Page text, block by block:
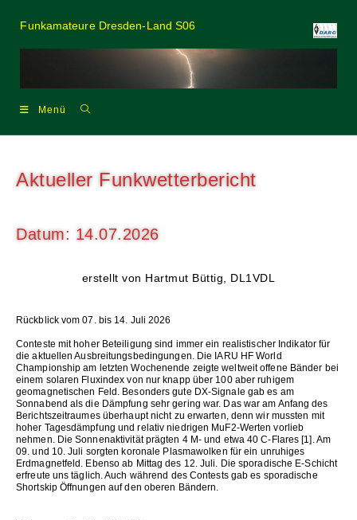
InhaltFunkamateure Dresden-Land S06
Menü
Aktueller Funkwetterbericht
Datum: 14.07.2026
erstellt von Hartmut Büttig, DL1VDL
Rückblick vom 07. bis 14. Juli 2026
Conteste mit hoher Beteiligung sind immer ein realistischer Indikator für
die aktuellen Ausbreitungsbedingungen. Die IARU HF World
Championship am letzten Wochenende zeigte weltweit offene Bänder bei
einem solaren Fluxindex von nur knapp über 100 aber ruhigem
geomagnetischen Feld. Besonders gute DX-Signale gab es am
Sonnabend als die Dämpfung sehr gering war. Das war am Anfang des
Berichtszeitraumes überhaupt nicht zu erwarten, denn wir mussten mit
hoher Tagesdämpfung und relativ niedrigen MuF2-Werten vorlieb
nehmen. Die Sonnenaktivität prägten 4 M- und etwa 40 C-Flares [1]. Am
09. und 10. Juli sorgten koronale Plasmawolken für ein unruhiges
Erdmagnetfeld. Ebenso ab Mittag des 12. Juli. Die sporadische E-Schicht
erfreute uns täglich. Auch während des Contests gab es sporadische
Shortskip Öffnungen auf den oberen Bändern.